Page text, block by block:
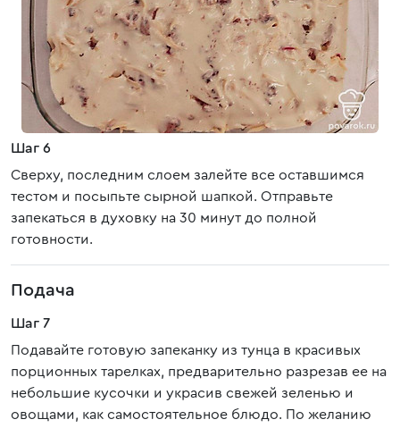
Шаг 6
Сверху, последним слоем залейте все оставшимся
тестом и посыпьте сырной шапкой. Отправьте
запекаться в духовку на 30 минут до полной
готовности.
Подача
Шаг 7
Подавайте готовую запеканку из тунца в красивых
порционных тарелках, предварительно разрезав ее на
небольшие кусочки и украсив свежей зеленью и
овощами, как самостоятельное блюдо. По желанию